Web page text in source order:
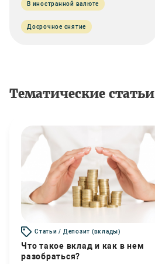
В иностранной валюте
Досрочное снятие
Тематические статьи
Статьи / Депозит (вклады)
Что такое вклад и как в нем
разобраться?